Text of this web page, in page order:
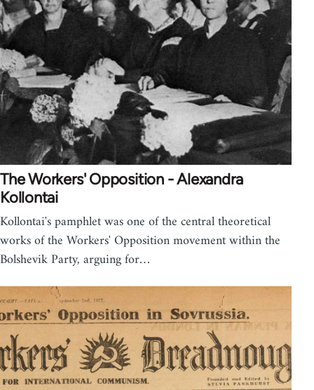
The Workers' Opposition - Alexandra
Kollontai
Kollontai's pamphlet was one of the central theoretical
works of the Workers' Opposition movement within the
Bolshevik Party, arguing for…